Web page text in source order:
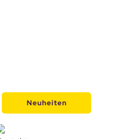
Neuheiten